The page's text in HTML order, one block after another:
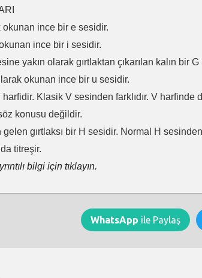
okunan ince bir e sesidir.
ince bir i sesidir.
yakın olarak gırtlaktan çıkarılan kalın bir
okunan ince bir u sesidir.
harfidir. Klasik V sesinden farklıdır. V
konusu değildir.
gırtlaksı bir H sesidir. Normal H
titreşir.
bilgi için tıklayın.
WhatsApp ile Paylaş